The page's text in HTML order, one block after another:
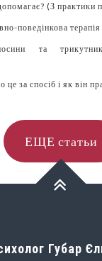
(З практики
поведінкова
та
це за спосіб і як він
ЕЩЕ статьи
Губар